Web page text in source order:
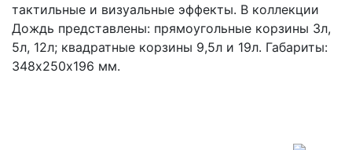
тактильные и визуальные эффекты. В коллекции
Дождь представлены: прямоугольные корзины 3л,
5л, 12л; квадратные корзины 9,5л и 19л. Габариты:
348х250х196 мм.